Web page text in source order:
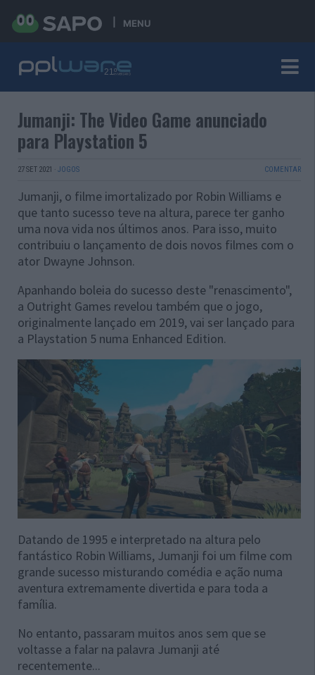
MENU
Jumanji: The Video Game anunciado
para Playstation 5
27 SET 2021 · JOGOS COMENTAR
Jumanji, o filme imortalizado por Robin Williams e
que tanto sucesso teve na altura, parece ter ganho
uma nova vida nos últimos anos. Para isso, muito
contribuiu o lançamento de dois novos filmes com o
ator Dwayne Johnson.
Apanhando boleia do sucesso deste "renascimento",
a Outright Games revelou também que o jogo,
originalmente lançado em 2019, vai ser lançado para
a Playstation 5 numa Enhanced Edition.
Datando de 1995 e interpretado na altura pelo
fantástico Robin Williams, Jumanji foi um filme com
grande sucesso misturando comédia e ação numa
aventura extremamente divertida e para toda a
família.
No entanto, passaram muitos anos sem que se
voltasse a falar na palavra Jumanji até
recentemente...